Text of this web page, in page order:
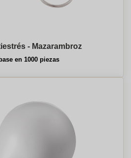
- Mazarambroz
en 1000 piezas